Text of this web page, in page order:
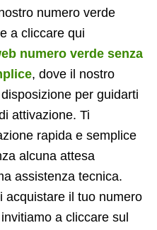
numero verde
a cliccare qui
numero verde senza
, dove il nostro
per guidarti
attivazione. Ti
rapida e semplice
alcuna attesa
assistenza tecnica.
acquistare il tuo numero
a cliccare sul